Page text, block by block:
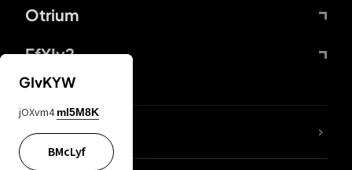
Otrium
FfYIy2
KIjvtr
GIvKYW
jOXvm4 mI5M8K
BMcLyf